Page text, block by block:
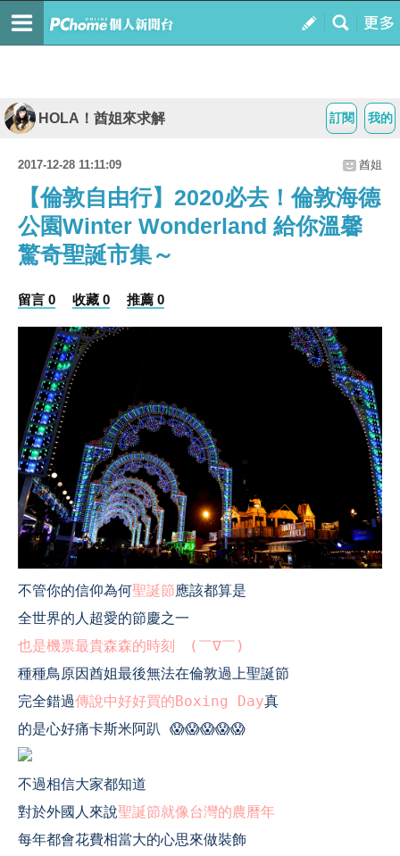
我的
訂閱
HOLA！酋姐來求解
2017-12-28 11:11:09 酋姐
【倫敦自由行】2020必去！倫敦海德
公園Winter Wonderland 給你溫馨
驚奇聖誕市集～
留言 0 收藏 0 推薦 0
不管你的信仰為何聖誕節應該都算是
全世界的人超愛的節慶之一
也是機票最貴森森的時刻
( ￣∇￣ )
種種鳥原因酋姐最後無法在倫敦過上聖誕節
完全錯過傳說中好好買的Boxing Day真
的是心好痛卡斯米阿趴 😱😱😱😱😱
不過相信大家都知道
對於外國人來說聖誕節就像台灣的農曆年
每年都會花費相當大的心思來做裝飾